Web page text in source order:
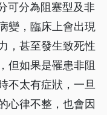
可分為阻塞型及非
變，臨床上會出現
，甚至發生致死性
但如果是罹患非阻
不太有症狀，一旦
心律不整，也會因